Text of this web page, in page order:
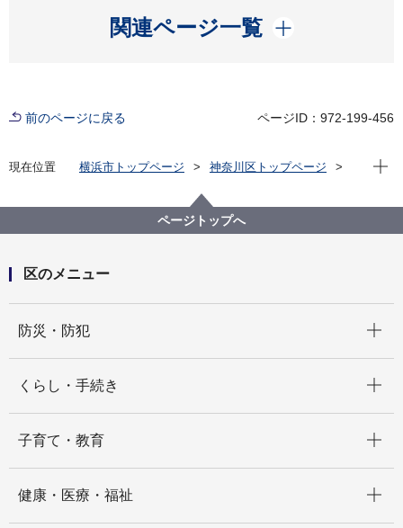
関連ページ一覧
開く
前のページに戻る ページID：972-199-456
現在位置 横浜市トップページ
神奈川区トップページ
第30回区の花チューリップ写生画展（令和２年度）
現在
ページトップへ
区のメニュー
防災・防犯
くらし・手続き
子育て・教育
健康・医療・福祉